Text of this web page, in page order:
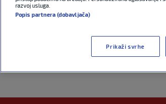
razvoj usluga.
Popis partnera (dobavljača)
Prikaži svrhe